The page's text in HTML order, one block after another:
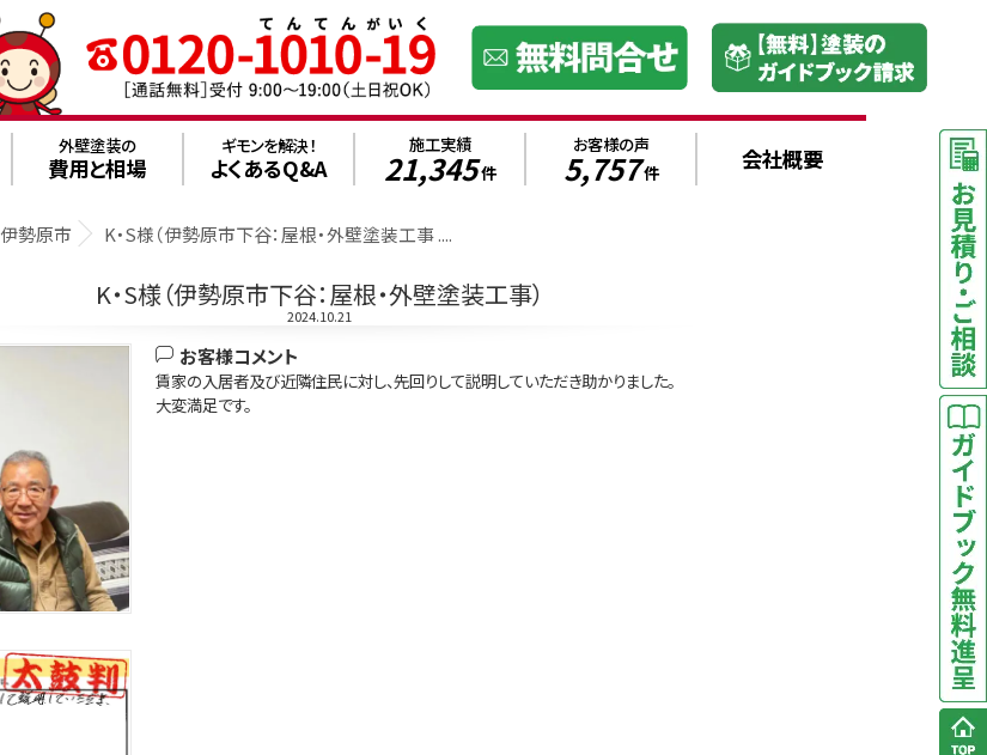
外壁塗装の
費用と相場
ギモンを解決！
よくあるQ&A
施工実績
21,345件
お客様の声
5,757件 会社概要
伊勢原市 K・S様（伊勢原市下谷：屋根・外壁塗装工事 ....
K・S様（伊勢原市下谷：屋根・外壁塗装工事）
2024.10.21
お客様コメント
賃家の入居者及び近隣住民に対し、先回りして説明していただき助かりました。
大変満足です。